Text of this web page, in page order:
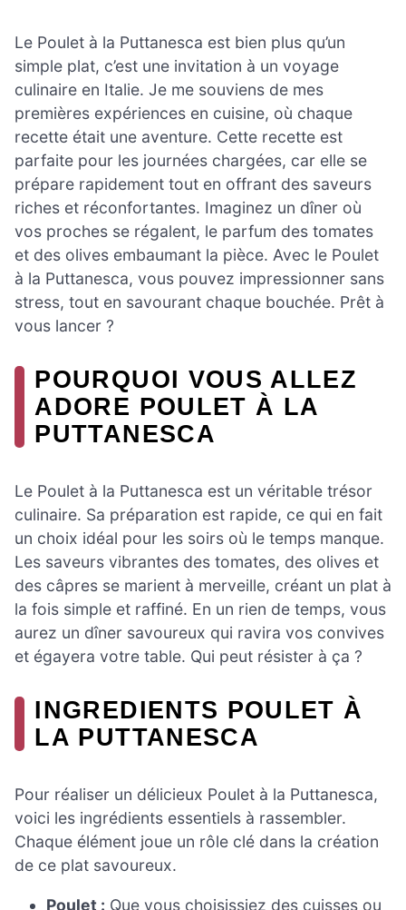
Le Poulet à la Puttanesca est bien plus qu’un
simple plat, c’est une invitation à un voyage
culinaire en Italie. Je me souviens de mes
premières expériences en cuisine, où chaque
recette était une aventure. Cette recette est
parfaite pour les journées chargées, car elle se
prépare rapidement tout en offrant des saveurs
riches et réconfortantes. Imaginez un dîner où
vos proches se régalent, le parfum des tomates
et des olives embaumant la pièce. Avec le Poulet
à la Puttanesca, vous pouvez impressionner sans
stress, tout en savourant chaque bouchée. Prêt à
vous lancer ?
POURQUOI VOUS ALLEZ
ADORE POULET À LA
PUTTANESCA
Le Poulet à la Puttanesca est un véritable trésor
culinaire. Sa préparation est rapide, ce qui en fait
un choix idéal pour les soirs où le temps manque.
Les saveurs vibrantes des tomates, des olives et
des câpres se marient à merveille, créant un plat à
la fois simple et raffiné. En un rien de temps, vous
aurez un dîner savoureux qui ravira vos convives
et égayera votre table. Qui peut résister à ça ?
INGREDIENTS POULET À
LA PUTTANESCA
Pour réaliser un délicieux Poulet à la Puttanesca,
voici les ingrédients essentiels à rassembler.
Chaque élément joue un rôle clé dans la création
de ce plat savoureux.
Poulet : Que vous choisissiez des cuisses ou